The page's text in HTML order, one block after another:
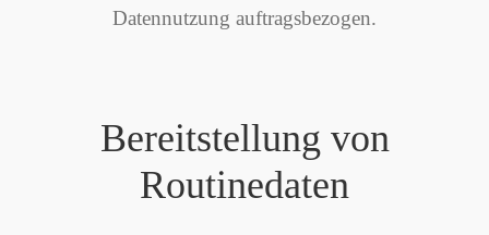
Datennutzung auftragsbezogen.
Bereitstellung von
Routinedaten